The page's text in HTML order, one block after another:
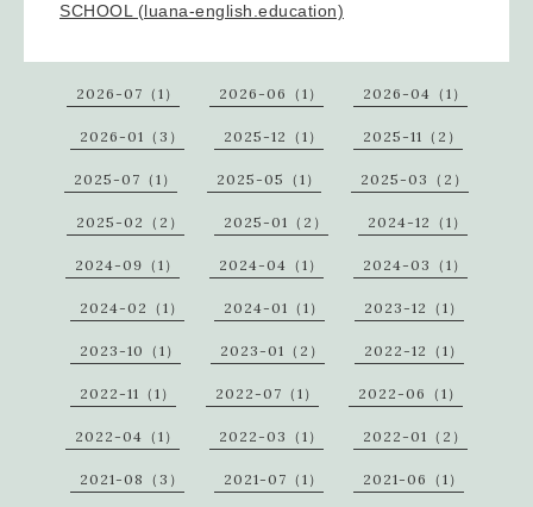
SCHOOL (luana-english.education)
2026-07（1） 2026-06（1） 2026-04（1）
2026-01（3） 2025-12（1） 2025-11（2）
2025-07（1） 2025-05（1） 2025-03（2）
2025-02（2） 2025-01（2） 2024-12（1）
2024-09（1） 2024-04（1） 2024-03（1）
2024-02（1） 2024-01（1） 2023-12（1）
2023-10（1） 2023-01（2） 2022-12（1）
2022-11（1） 2022-07（1） 2022-06（1）
2022-04（1） 2022-03（1） 2022-01（2）
2021-08（3） 2021-07（1） 2021-06（1）